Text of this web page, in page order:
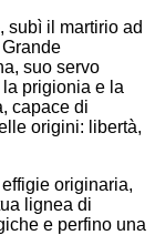
subì il martirio ad
suo servo
prigionia e la
capace di
origini: libertà,
originaria,
lignea di
e perfino una